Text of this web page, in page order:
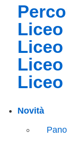
Novità